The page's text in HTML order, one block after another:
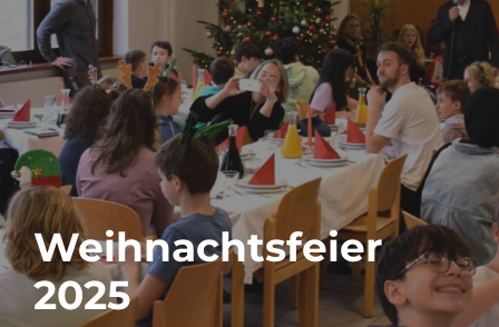
Weihnachtsfeier
2025